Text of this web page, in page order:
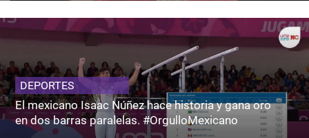
DEPORTES
El mexicano Isaac Núñez hace historia y gana oro
en dos barras paralelas. #OrgulloMexicano